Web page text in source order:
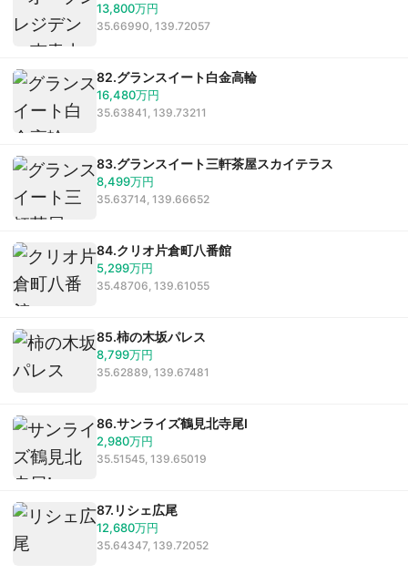
13,800万円
35.66990, 139.72057
82.グランスイート白金高輪
16,480万円
35.63841, 139.73211
83.グランスイート三軒茶屋スカイテラス
8,499万円
35.63714, 139.66652
84.クリオ片倉町八番館
5,299万円
35.48706, 139.61055
85.柿の木坂パレス
8,799万円
35.62889, 139.67481
86.サンライズ鶴見北寺尾I
2,980万円
35.51545, 139.65019
87.リシェ広尾
12,680万円
35.64347, 139.72052